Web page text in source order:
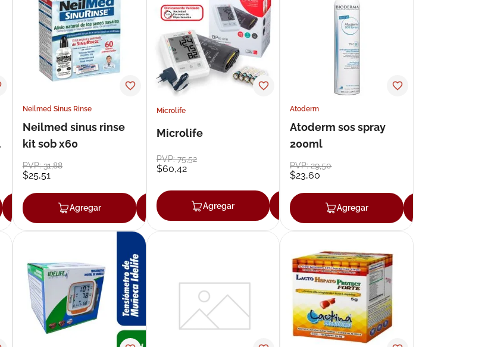
Agregar
Neilmed Sinus Rinse
Neilmed sinus rinse
kit sob x60
PVP:31,88
$25,51
Agregar Agregar
Microlife
Microlife
PVP:75,52
$60,42
Agregar Agregar
Atoderm
Atoderm sos spray
200ml
PVP:29,50
$23,60
Agregar